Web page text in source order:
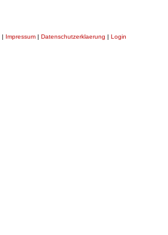
| Impressum | Datenschutzerklaerung | Login